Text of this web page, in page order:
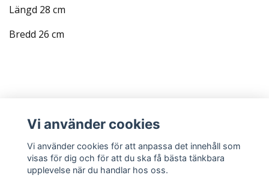
Längd 28 cm
Bredd 26 cm
Sociala medier
Vi använder cookies
Vi använder cookies för att anpassa det innehåll som
visas för dig och för att du ska få bästa tänkbara
upplevelse när du handlar hos oss.